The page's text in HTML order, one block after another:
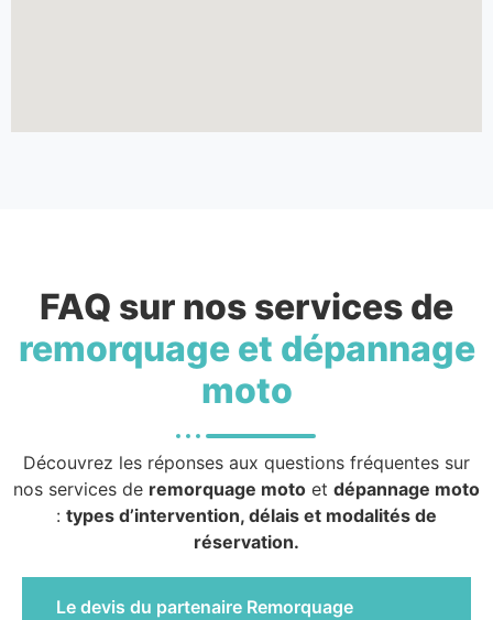
FAQ sur nos services de
remorquage et dépannage
moto
Découvrez les réponses aux questions fréquentes sur
nos services de remorquage moto et dépannage moto
: types d’intervention, délais et modalités de
réservation.
Le devis du partenaire Remorquage